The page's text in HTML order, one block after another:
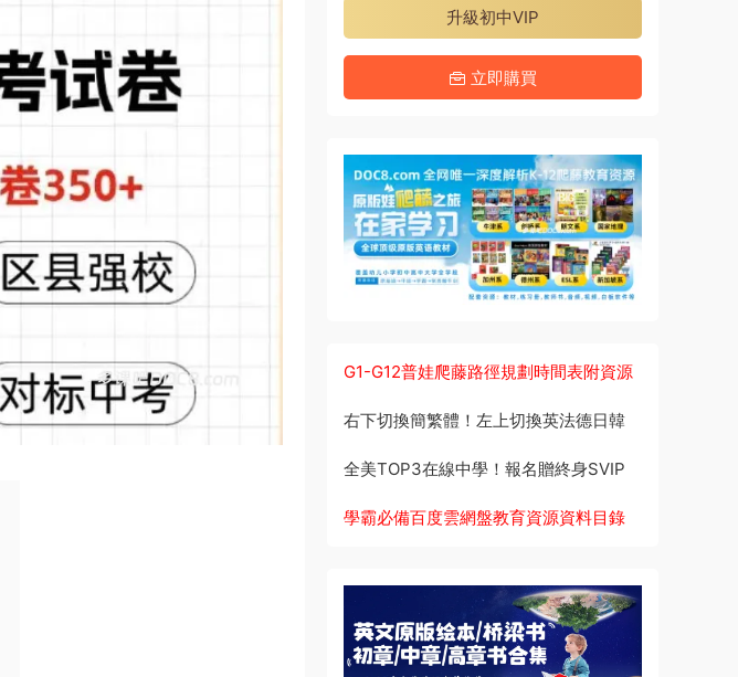
升級初中VIP
立即購買
G1-G12普娃爬藤路徑規劃時間表附資源
右下切換簡繁體！左上切換英法德日韓
全美TOP3在線中學！報名贈終身SVIP
學霸必備百度雲網盤教育資源資料目錄